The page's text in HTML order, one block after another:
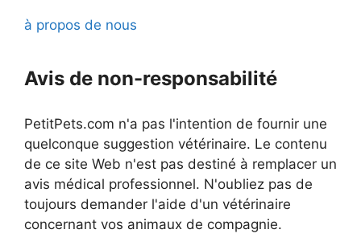
à propos de nous
Avis de non-responsabilité
PetitPets.com n'a pas l'intention de fournir une
quelconque suggestion vétérinaire. Le contenu
de ce site Web n'est pas destiné à remplacer un
avis médical professionnel. N'oubliez pas de
toujours demander l'aide d'un vétérinaire
concernant vos animaux de compagnie.